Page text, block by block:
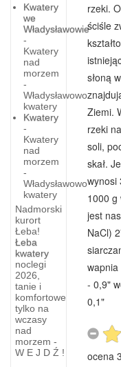
Kwatery
we
Władysławowie
-
Kwatery
nad
morzem
-
Władysławowo
kwatery
Kwatery
-
Kwatery
nad
morzem
-
Władysławowo
kwatery
Nadmorski
kurort
Łeba!
Łeba
kwatery
noclegi
2026,
tanie i
komfortowe
tylko na
wczasy
nad
morzem -
W E J D Ź !
Kuźnica
1930
r
Dla
przybywających
do
Kuźnicy
rzeki.
ściśle
słoną
Ziemi.
rzeki
soli,
skał.
wynosi
1000 g
jest
NaCl)
- 0,9"
0,1"
ocena